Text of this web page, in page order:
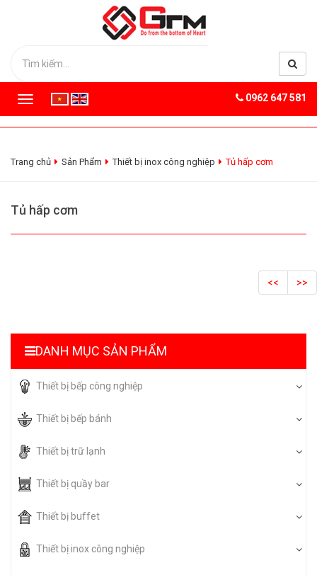
T
o
g
v
0962 647 581
Trang chủ Sản Phẩm Thiết bị inox công nghiệp Tủ hấp cơm
Tủ hấp cơm
<< >>
DANH MỤC SẢN PHẨM
Thiết bị bếp công nghiệp
Thiết bị bếp bánh
Thiết bị trữ lạnh
Thiết bị quầy bar
Thiết bị buffet
Thiết bị inox công nghiệp